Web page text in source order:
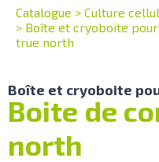
Catalogue > Culture
> Boîte et cryoboite
true north
Boîte et cryoboite
Boite de
north